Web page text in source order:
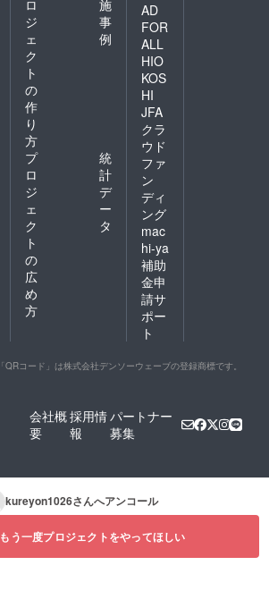
ロ
ジ
ェ
ク
ト
の
作
り
方
施
事
例
プ
ロ
ジ
ェ
ク
ト
の
広
め
方
統
計
デ
ー
タ
AD
FOR
ALL
HIO
KOS
HI
JFA
クラ
ウド
ファ
ン
ディ
ング
mac
hi-ya
補助
金申
請サ
ポー
ト
「QRコード」は株式会社デンソーウェーブの登録商標です。
会社概
要
採用情
報
パートナー
募集
kureyon1026さんへアンコール
もう一度プロジェクトをやってほしい